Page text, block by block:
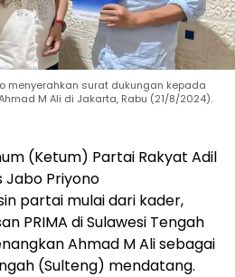
menyerahkan surat dukungan kepada
M Ali di Jakarta, Rabu (21/8/2024).
(Ketum) Partai Rakyat Adil
Jabo Priyono
partai mulai dari kader,
PRIMA di Sulawesi Tengah
Ahmad M Ali sebagai
(Sulteng) mendatang.